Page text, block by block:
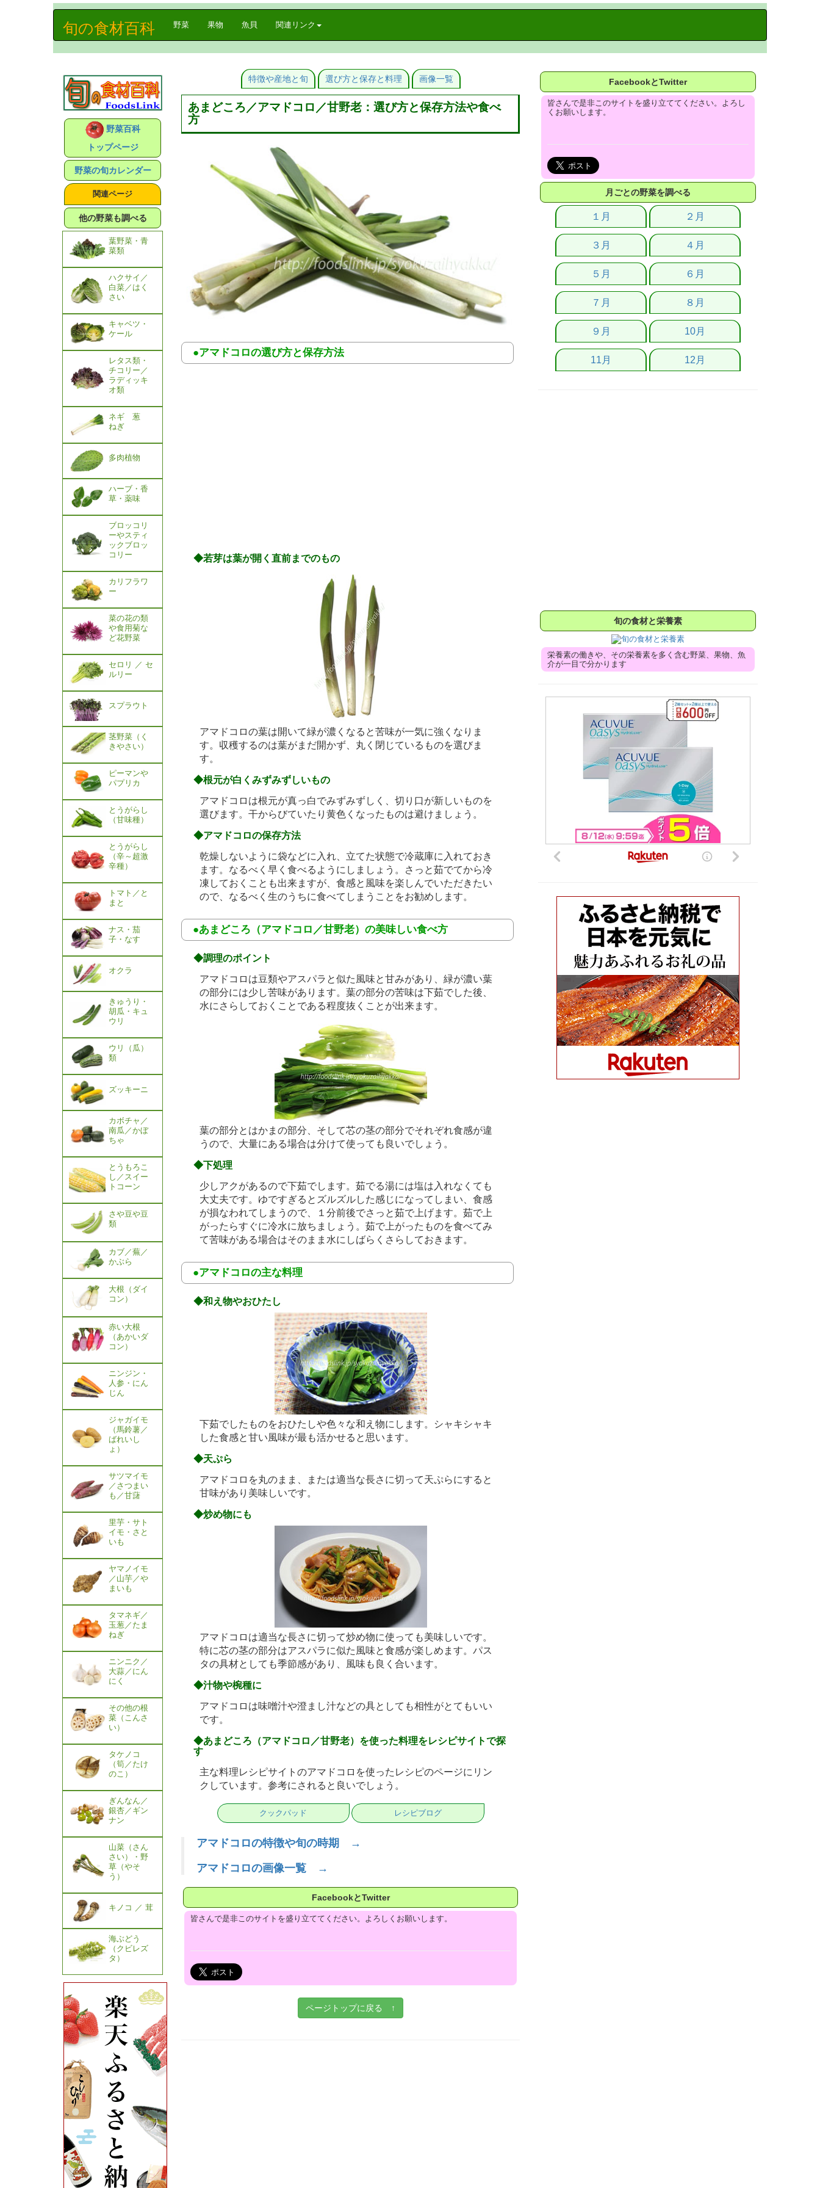
旬の食材百科 野菜(current)
果物 魚貝 関連リンク
特徴や産地と旬 選び方と保存と料理 画像一覧
あまどころ／アマドコロ／甘野老：選び方と保存方法や食べ
方
●アマドコロの選び方と保存方法
◆若芽は葉が開く直前までのもの
アマドコロの葉は開いて緑が濃くなると苦味が一気に強くなりま
す。収穫するのは葉がまだ開かず、丸く閉じているものを選びま
す。
◆根元が白くみずみずしいもの
アマドコロは根元が真っ白でみずみずしく、切り口が新しいものを
選びます。干からびていたり黄色くなったものは避けましょう。
◆アマドコロの保存方法
乾燥しないように袋などに入れ、立てた状態で冷蔵庫に入れておき
ます。なるべく早く食べるようにしましょう。さっと茹でてから冷
凍しておくことも出来ますが、食感と風味を楽しんでいただきたい
ので、なるべく生のうちに食べてしまうことをお勧めします。
●あまどころ（アマドコロ／甘野老）の美味しい食べ方
◆調理のポイント
アマドコロは豆類やアスパラと似た風味と甘みがあり、緑が濃い葉
の部分には少し苦味があります。葉の部分の苦味は下茹でした後、
水にさらしておくことである程度抜くことが出来ます。
葉の部分とはかまの部分、そして芯の茎の部分でそれぞれ食感が違
うので、大量にある場合は分けて使っても良いでしょう。
◆下処理
少しアクがあるので下茹でします。茹でる湯には塩は入れなくても
大丈夫です。ゆですぎるとズルズルした感じになってしまい、食感
が損なわれてしまうので、１分前後でさっと茹で上げます。茹で上
がったらすぐに冷水に放ちましょう。茹で上がったものを食べてみ
て苦味がある場合はそのまま水にしばらくさらしておきます。
●アマドコロの主な料理
◆和え物やおひたし
下茹でしたものをおひたしや色々な和え物にします。シャキシャキ
した食感と甘い風味が最も活かせると思います。
◆天ぷら
アマドコロを丸のまま、または適当な長さに切って天ぷらにすると
甘味があり美味しいです。
◆炒め物にも
アマドコロは適当な長さに切って炒め物に使っても美味しいです。
特に芯の茎の部分はアスパラに似た風味と食感が楽しめます。パス
タの具材としても季節感があり、風味も良く合います。
◆汁物や椀種に
アマドコロは味噌汁や澄まし汁などの具としても相性がとてもいい
です。
◆あまどころ（アマドコロ／甘野老）を使った料理をレシピサイトで探
す
主な料理レシピサイトのアマドコロを使ったレシピのページにリン
クしています。参考にされると良いでしょう。
クックパッド レシピブログ
アマドコロの特徴や旬の時期 →
アマドコロの画像一覧 →
FacebookとTwitter
皆さんで是非このサイトを盛り立ててください。よろしくお願いします。
ページトップに戻る ↑
野菜百科
トップページ
野菜の旬カレンダー
関連ページ
他の野菜も調べる
葉野菜・青
菜類
ハクサイ／
白菜／はく
さい
キャベツ・
ケール
レタス類・
チコリー／
ラディッキ
オ類
ネギ 葱
ねぎ
多肉植物
ハーブ・香
草・薬味
ブロッコリ
ーやスティ
ックブロッ
コリー
カリフラワ
ー
菜の花の類
や食用菊な
ど花野菜
セロリ ／ セ
ルリー
スプラウト
茎野菜（く
きやさい）
ピーマンや
パプリカ
とうがらし
（甘味種）
とうがらし
（辛～超激
辛種）
トマト／と
まと
ナス・茄
子・なす
オクラ
きゅうり・
胡瓜・キュ
ウリ
ウリ（瓜）
類
ズッキーニ
カボチャ／
南瓜／かぼ
ちゃ
とうもろこ
し／スイー
トコーン
さや豆や豆
類
カブ／蕪／
かぶら
大根（ダイ
コン）
赤い大根
（あかいダ
コン）
ニンジン・
人参・にん
じん
ジャガイモ
（馬鈴薯／
ばれいし
ょ）
サツマイモ
／さつまい
も／甘藷
里芋・サト
イモ・さと
いも
ヤマノイモ
／山芋／や
まいも
タマネギ／
玉葱／たま
ねぎ
ニンニク／
大蒜／にん
にく
その他の根
菜（こんさ
い）
タケノコ
（筍／たけ
のこ）
ぎんなん／
銀杏／ギン
ナン
山菜（さん
さい）・野
草（やそ
う）
キノコ ／ 茸
海ぶどう
（クビレズ
タ）
FacebookとTwitter
皆さんで是非このサイトを盛り立ててください。よろし
くお願いします。
月ごとの野菜を調べる
１月 ２月
３月 ４月
５月 ６月
７月 ８月
９月 10月
11月 12月
旬の食材と栄養素
栄養素の働きや、その栄養素を多く含む野菜、果物、魚
介が一目で分かります